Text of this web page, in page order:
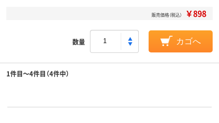
販売価格（税込） ￥898
数量 カゴへ
1件目～4件目（4件中）